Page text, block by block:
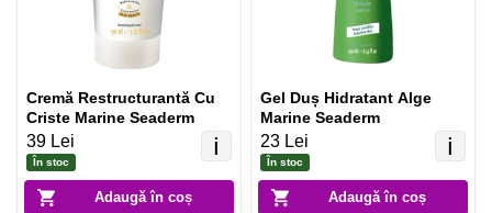
Adaugă în coș
ℹ️
Cremă Restructurantă Cu
Criste Marine Seaderm
39 Lei
În stoc
Adaugă în coș
ℹ️
Gel Duș Hidratant Alge
Marine Seaderm
23 Lei
În stoc